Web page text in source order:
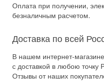
Оплата при получении,
безналичным расчетом.
Доставка по всей
В нашем интернет-
с доставкой в любою точку
Отзывы от наших